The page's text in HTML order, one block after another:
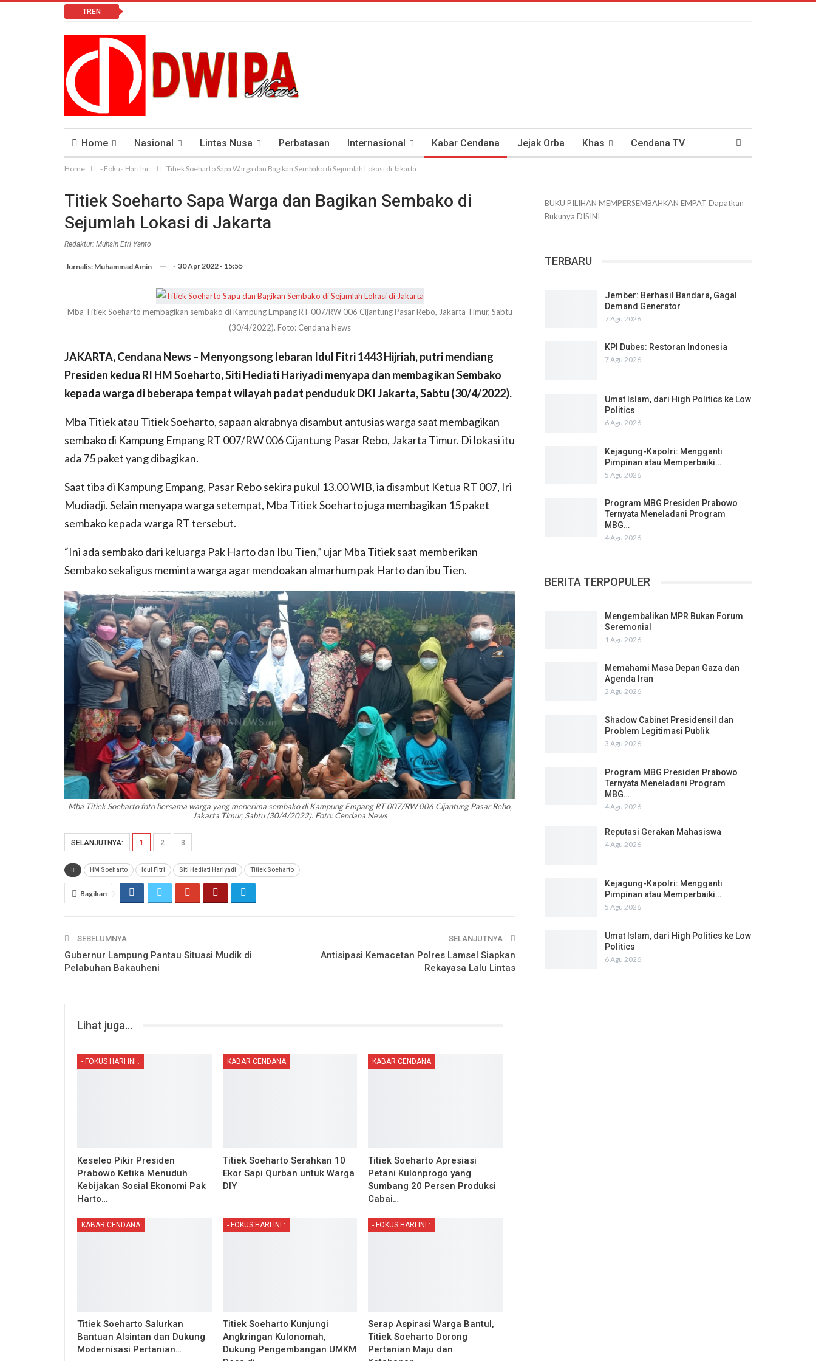
TREN
Home Nasional Lintas Nusa Perbatasan Internasional Kabar Cendana Jejak Orba Khas Cendana TV
Lomba Vlog Cendana News Peduli Kesehatan Antisipasi COVID-19 Presiden Soeharto Dan Visi Kenusantaraan
Home - Fokus Hari Ini : Titiek Soeharto Sapa Warga dan Bagikan Sembako di Sejumlah Lokasi di Jakarta
Titiek Soeharto Sapa Warga dan Bagikan Sembako di
Sejumlah Lokasi di Jakarta
Redaktur: Muhsin Efri Yanto
Jurnalis: Muhammad Amin - 30 Apr 2022 - 15:55
Mba Titiek Soeharto membagikan sembako di Kampung Empang RT 007/RW 006 Cijantung Pasar Rebo, Jakarta Timur, Sabtu
(30/4/2022). Foto: Cendana News
JAKARTA, Cendana News – Menyongsong lebaran Idul Fitri 1443 Hijriah, putri mendiang
Presiden kedua RI HM Soeharto, Siti Hediati Hariyadi menyapa dan membagikan Sembako
kepada warga di beberapa tempat wilayah padat penduduk DKI Jakarta, Sabtu (30/4/2022).
Mba Titiek atau Titiek Soeharto, sapaan akrabnya disambut antusias warga saat membagikan
sembako di Kampung Empang RT 007/RW 006 Cijantung Pasar Rebo, Jakarta Timur. Di lokasi itu
ada 75 paket yang dibagikan.
Saat tiba di Kampung Empang, Pasar Rebo sekira pukul 13.00 WIB, ia disambut Ketua RT 007, Iri
Mudiadji. Selain menyapa warga setempat, Mba Titiek Soeharto juga membagikan 15 paket
sembako kepada warga RT tersebut.
“Ini ada sembako dari keluarga Pak Harto dan Ibu Tien,” ujar Mba Titiek saat memberikan
Sembako sekaligus meminta warga agar mendoakan almarhum pak Harto dan ibu Tien.
Mba Titiek Soeharto foto bersama warga yang menerima sembako di Kampung Empang RT 007/RW 006 Cijantung Pasar Rebo,
Jakarta Timur, Sabtu (30/4/2022). Foto: Cendana News
SELANJUTNYA: 1 2 3
HM Soeharto Idul Fitri Siti Hediati Hariyadi Titiek Soeharto
Bagikan
SEBELUMNYA
Gubernur Lampung Pantau Situasi Mudik di
Pelabuhan Bakauheni
SELANJUTNYA
Antisipasi Kemacetan Polres Lamsel Siapkan
Rekayasa Lalu Lintas
Lihat juga...
- FOKUS HARI INI :
Keseleo Pikir Presiden
Prabowo Ketika Menuduh
Kebijakan Sosial Ekonomi Pak
Harto…
KABAR CENDANA
Titiek Soeharto Serahkan 10
Ekor Sapi Qurban untuk Warga
DIY
KABAR CENDANA
Titiek Soeharto Apresiasi
Petani Kulonprogo yang
Sumbang 20 Persen Produksi
Cabai…
KABAR CENDANA
Titiek Soeharto Salurkan
Bantuan Alsintan dan Dukung
Modernisasi Pertanian…
- FOKUS HARI INI :
Titiek Soeharto Kunjungi
Angkringan Kulonomah,
Dukung Pengembangan UMKM
- FOKUS HARI INI :
Serap Aspirasi Warga Bantul,
Titiek Soeharto Dorong
Pertanian Maju dan
BUKU PILIHAN MEMPERSEMBAHKAN EMPAT Dapatkan
Bukunya DISINI
TERBARU
Jember: Berhasil Bandara, Gagal
Demand Generator
7 Agu 2026
KPI Dubes: Restoran Indonesia
7 Agu 2026
Umat Islam, dari High Politics ke Low
Politics
6 Agu 2026
Kejagung-Kapolri: Mengganti
Pimpinan atau Memperbaiki…
5 Agu 2026
Program MBG Presiden Prabowo
Ternyata Meneladani Program
MBG…
4 Agu 2026
BERITA TERPOPULER
Mengembalikan MPR Bukan Forum
Seremonial
1 Agu 2026
Memahami Masa Depan Gaza dan
Agenda Iran
2 Agu 2026
Shadow Cabinet Presidensil dan
Problem Legitimasi Publik
3 Agu 2026
Program MBG Presiden Prabowo
Ternyata Meneladani Program
MBG…
4 Agu 2026
Reputasi Gerakan Mahasiswa
4 Agu 2026
Kejagung-Kapolri: Mengganti
Pimpinan atau Memperbaiki…
5 Agu 2026
Umat Islam, dari High Politics ke Low
Politics
6 Agu 2026